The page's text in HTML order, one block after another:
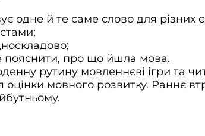
одне й те саме слово для різних
пояснити, про що йшла мова.
рутину мовленнєві ігри та
мовного розвитку. Раннє